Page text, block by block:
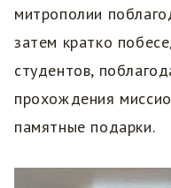
митрополии
затем кратко
студентов,
прохождения
памятные подарки.